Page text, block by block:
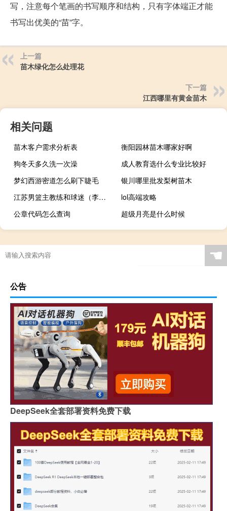
写，注意每个笔画的书写顺序和结构，只有字体端正才能
书写出优美的“苗”字。
上一篇
苗木绿化怎么处理花
下一篇
江西哪里有黄金苗木
相关问题
苗木客户需求分析表
衡阳园林苗木哪家好啊
狗冬天多久洗一次澡
成人教育选什么专业比较好
梦幻西游密道怎么刷下睫毛
银川哪里批发梨树苗木
江苏男篮主教练和球迷（李楠出任江苏男篮主教练）
lol高端攻略
公章代码怎么查询
超级月亮是什么时候
☚
公告
DeepSeek全套部署资料免费下载